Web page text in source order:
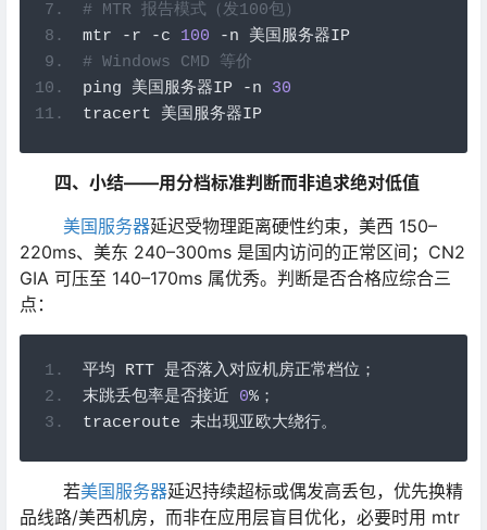
# MTR 报告模式（发100包）
mtr
-r -c 100 -n 美国服务器IP
# Windows CMD 等价
ping 美国服务器IP -n 30
tracert 美国服务器IP
四、小结——用分档标准判断而非追求绝对低值
美国服务器延迟受物理距离硬性约束，美西 150–
220ms、美东 240–300ms 是国内访问的正常区间；CN2
GIA 可压至 140–170ms 属优秀。判断是否合格应综合三
点：
平均 RTT 是否落入对应机房正常档位；
末跳丢包率是否接近
0%；
traceroute 未出现亚欧大绕行。
若美国服务器延迟持续超标或偶发高丢包，优先换精
品线路/美西机房，而非在应用层盲目优化，必要时用 mtr